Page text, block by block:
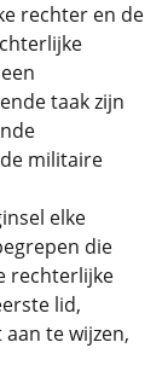
rechter en de
taak zijn
militaire
elke
die
rechterlijke
lid,
te wijzen,